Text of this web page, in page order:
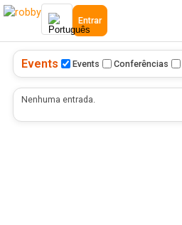
Entrar
Events Events Conferências
Nenhuma entrada.